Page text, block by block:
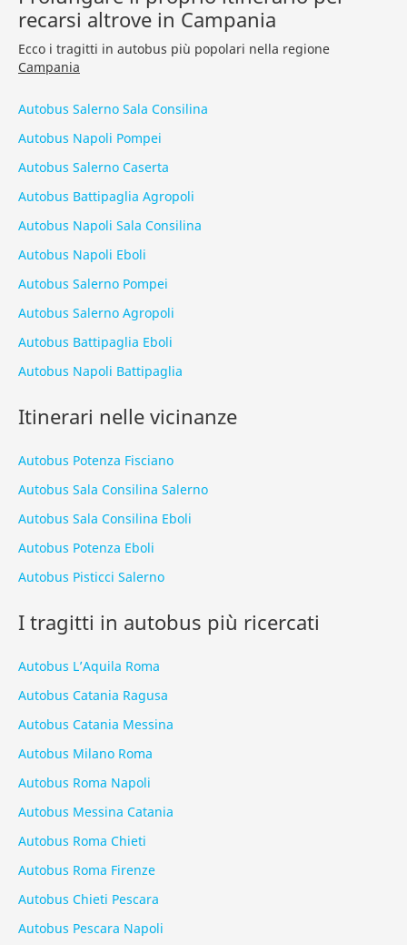
recarsi altrove in Campania
Ecco i tragitti in autobus più popolari nella regione
Campania
Autobus Salerno Sala Consilina
Autobus Napoli Pompei
Autobus Salerno Caserta
Autobus Battipaglia Agropoli
Autobus Napoli Sala Consilina
Autobus Napoli Eboli
Autobus Salerno Pompei
Autobus Salerno Agropoli
Autobus Battipaglia Eboli
Autobus Napoli Battipaglia
Itinerari nelle vicinanze
Autobus Potenza Fisciano
Autobus Sala Consilina Salerno
Autobus Sala Consilina Eboli
Autobus Potenza Eboli
Autobus Pisticci Salerno
I tragitti in autobus più ricercati
Autobus L’Aquila Roma
Autobus Catania Ragusa
Autobus Catania Messina
Autobus Milano Roma
Autobus Roma Napoli
Autobus Messina Catania
Autobus Roma Chieti
Autobus Roma Firenze
Autobus Chieti Pescara
Autobus Pescara Napoli